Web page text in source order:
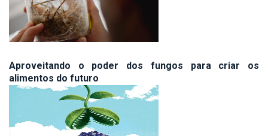
Aproveitando o poder dos fungos para criar os
alimentos do futuro